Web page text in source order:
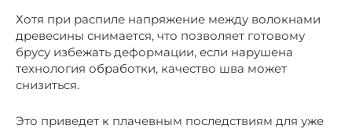
Хотя при распиле напряжение между волокнами
древесины снимается, что позволяет готовому
брусу избежать деформации, если нарушена
технология обработки, качество шва может
снизиться.
Это приведет к плачевным последствиям для уже